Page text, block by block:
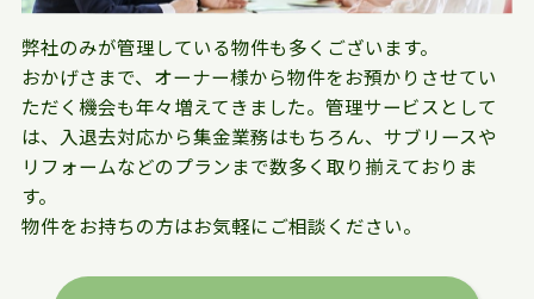
弊社のみが管理している物件も多くございます。
おかげさまで、オーナー様から物件をお預かりさせてい
ただく機会も年々増えてきました。管理サービスとして
は、入退去対応から集金業務はもちろん、サブリースや
リフォームなどのプランまで数多く取り揃えておりま
す。
物件をお持ちの方はお気軽にご相談ください。